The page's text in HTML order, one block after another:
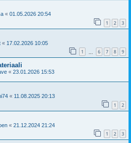
« 01.05.2026 20:54
1 2 3
« 17.02.2026 10:05
1 6 7 8 9
« 23.01.2026 15:53
« 11.08.2025 20:13
1 2
« 21.12.2024 21:24
1 2 3